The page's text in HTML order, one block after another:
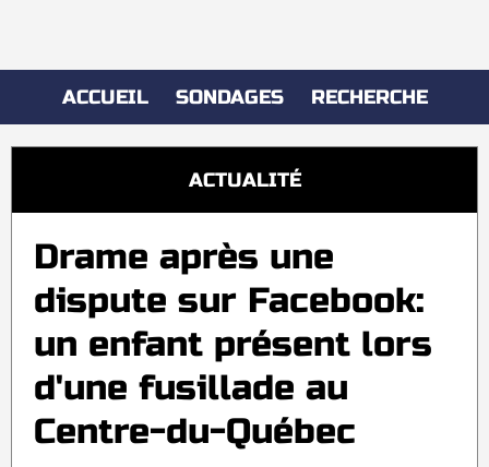
ACCUEIL SONDAGES RECHERCHE
ACTUALITÉ
Drame après une
dispute sur Facebook:
un enfant présent lors
d'une fusillade au
Centre-du-Québec